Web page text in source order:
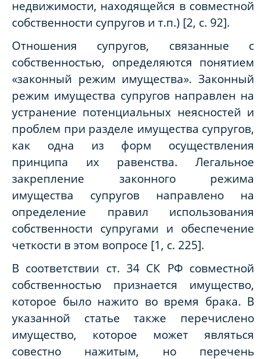
недвижимости, находящейся в совместной
собственности супругов и т.п.) [2, c. 92].
Отношения супругов, связанные с
собственностью, определяются понятием
«законный режим имущества». Законный
режим имущества супругов направлен на
устранение потенциальных неясностей и
проблем при разделе имущества супругов,
как одна из форм осуществления
принципа их равенства. Легальное
закрепление законного режима
имущества супругов направлено на
определение правил использования
собственности супругами и обеспечение
четкости в этом вопросе [1, c. 225].
В соответствии ст. 34 СК РФ совместной
собственностью признается имущество,
которое было нажито во время брака. В
указанной статье также перечислено
имущество, которое может являться
совестно нажитым, но перечень